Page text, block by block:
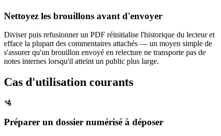
Nettoyez les brouillons avant d'envoyer
Diviser puis refusionner un PDF réinitialise l'historique du lecteur et
efface la plupart des commentaires attachés — un moyen simple de
s'assurer qu'un brouillon envoyé en relecture ne transporte pas de
notes internes lorsqu'il atteint un public plus large.
Cas d'utilisation courants
🛂
Préparer un dossier numérisé à déposer